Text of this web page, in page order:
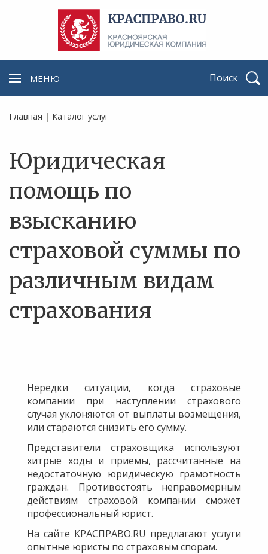
МЕНЮ
Главная | Каталог услуг
Юридическая
помощь по
взысканию
страховой суммы по
различным видам
страхования
Нередки ситуации, когда страховые
компании при наступлении страхового
случая уклоняются от выплаты возмещения,
или стараются снизить его сумму.
Представители страховщика используют
хитрые ходы и приемы, рассчитанные на
недостаточную юридическую грамотность
граждан. Противостоять неправомерным
действиям страховой компании сможет
профессиональный юрист.
На сайте КРАСПРАВО.RU предлагают услуги
опытные юристы по страховым спорам.